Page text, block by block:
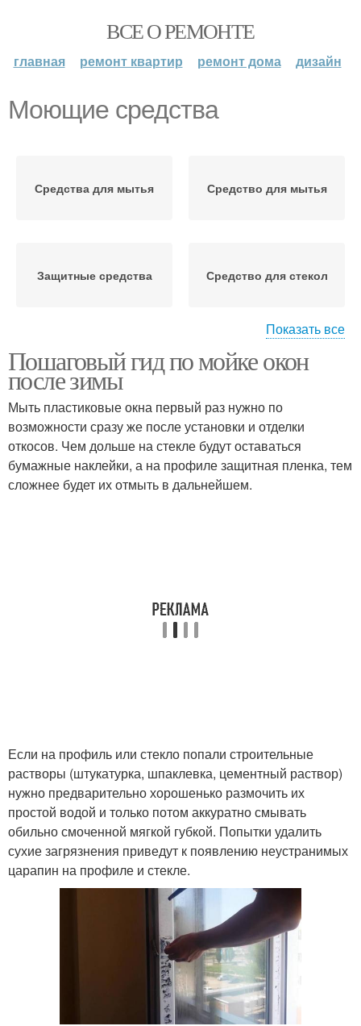
ВСЕ О РЕМОНТЕ
главная ремонт квартир ремонт дома дизайн
Моющие средства
Средства для мытья Средство для мытья
Защитные средства Средство для стекол
Народные средства Моющий средство
Средство для мойки
Универсальное
средство
Дополнительные
средства
Вещества в средствах
Средства при удалении Природные средства
Средства для удаления Химические средства
Показать все
Пошаговый гид по мойке окон
после зимы
Мыть пластиковые окна первый раз нужно по
возможности сразу же после установки и отделки
откосов. Чем дольше на стекле будут оставаться
бумажные наклейки, а на профиле защитная пленка, тем
сложнее будет их отмыть в дальнейшем.
Если на профиль или стекло попали строительные
растворы (штукатурка, шпаклевка, цементный раствор)
нужно предварительно хорошенько размочить их
простой водой и только потом аккуратно смывать
обильно смоченной мягкой губкой. Попытки удалить
сухие загрязнения приведут к появлению неустранимых
царапин на профиле и стекле.